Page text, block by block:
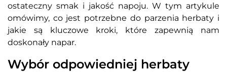
ostateczny smak i jakość napoju. W tym artykule
omówimy, co jest potrzebne do parzenia herbaty i
jakie są kluczowe kroki, które zapewnią nam
doskonały napar.
Wybór odpowiedniej herbaty